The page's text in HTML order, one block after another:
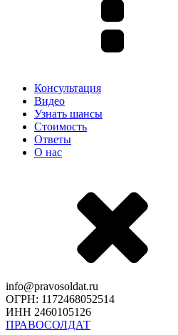
Консультация
Видео
Узнать шансы
Стоимость
Ответы
О нас
info@pravosoldat.ru
ОГРН: 1172468052514
ИНН 2460105126
ПРАВОСОЛДАТ